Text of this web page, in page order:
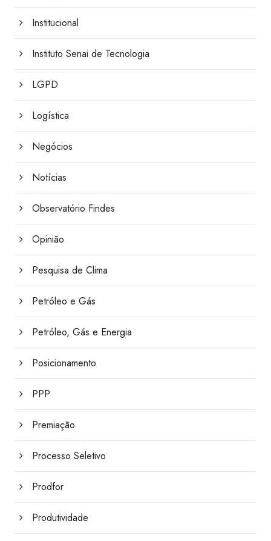
Institucional
Instituto Senai de Tecnologia
LGPD
Logística
Negócios
Notícias
Observatório Findes
Opinião
Pesquisa de Clima
Petróleo e Gás
Petróleo, Gás e Energia
Posicionamento
PPP
Premiação
Processo Seletivo
Prodfor
Produtividade